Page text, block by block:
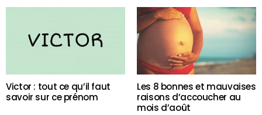
Victor : tout ce qu’il faut
savoir sur ce prénom
Les 8 bonnes et mauvaises
raisons d’accoucher au
mois d’août